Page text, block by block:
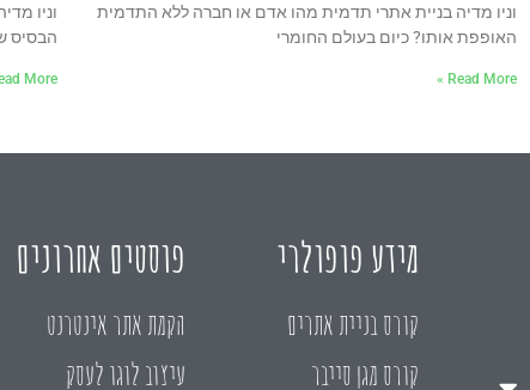
וניו מדיה בניית אתרי תדמית מהו אדם או חברה ללא התדמית
האופפת אותו? כיום בעולם החומרי
Read More »
וניו
הבסיס
More »
מידע פופולרי
קורס בניית אתרים
קורס מגן סייבר
פוסטים אחרונים
הקמת אתר אינטרנט
עיצוב לוגו לעסק